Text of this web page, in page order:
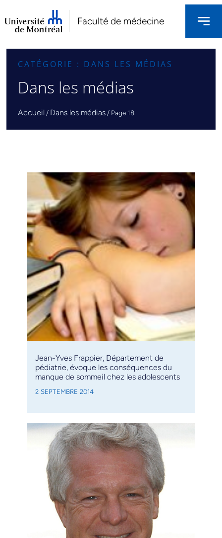
Faculté de médecine
CATÉGORIE : DANS LES MÉDIAS
Dans les médias
Accueil / Dans les médias/ Page 18
Jean-Yves Frappier, Département de
pédiatrie, évoque les conséquences du
manque de sommeil chez les adolescents
2 SEPTEMBRE 2014